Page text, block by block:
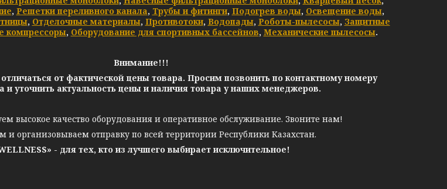
, Решетки переливного канала, Трубы и фитинги, Подогрев воды, Освещение воды,
, Отделочные материалы, Противотоки, Водопады, Роботы-пылесосы, Защитные
компрессоры, Оборудование для спортивных бассейнов, Механические пылесосы.
Внимание!!!
от фактической цены товара. Просим позвонить по контактному номеру
и уточнить актуальность цены и наличия товара у наших менеджеров.
высокое качество оборудования и оперативное обслуживание. Звоните нам!
и организовываем отправку по всей территории Республики Казахстан.
- для тех, кто из лучшего выбирает исключительное!